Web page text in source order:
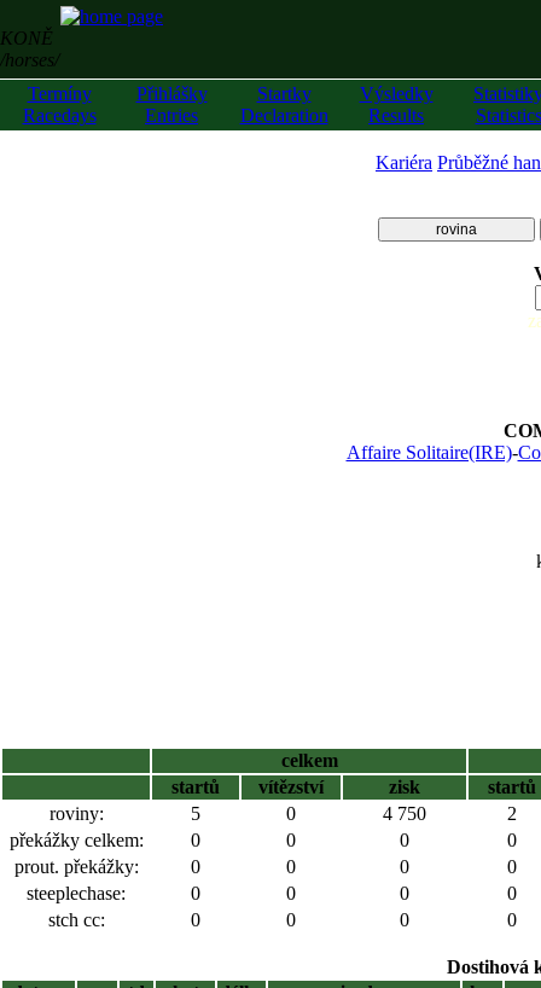
KONĚ
/horses/
Termíny
Racedays
Přihlášky
Entries
Startky
Declaration
Výsledky
Results
Statistics
Kariéra Průběžné
rovina
Affaire Solitaire(IRE)-
celkem
startů
vítězství zisk
startů
roviny:
5 0 4 750
2
překážky celkem:
0 0 0
0
prout. překážky:
0 0 0
0
steeplechase:
0 0 0
0
stch cc:
0 0 0 0
Dostihová